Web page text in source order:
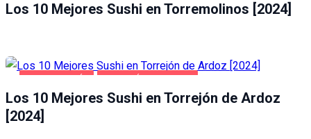
Los 10 Mejores Sushi en Torremolinos [2024]
Los 10 Mejores Sushi en Torrejón de Ardoz
[2024]